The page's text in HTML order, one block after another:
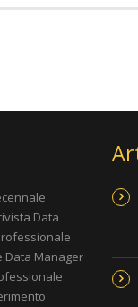
Data
Data Manager